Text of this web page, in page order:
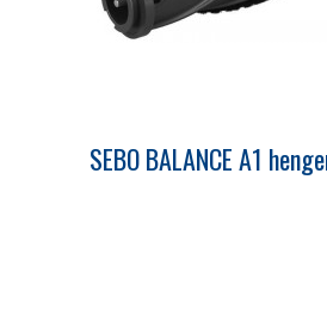
SEBO BALANCE A1